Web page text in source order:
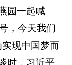
园一起喊
，今天我们
现中国梦而
时，习近平